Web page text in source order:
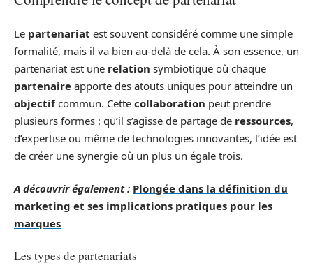
Le partenariat est souvent considéré comme une simple
formalité, mais il va bien au-delà de cela. À son essence, un
partenariat est une relation symbiotique où chaque
partenaire apporte des atouts uniques pour atteindre un
objectifcommun. Cette collaboration peut prendre
plusieurs formes : qu’il s’agisse de partage de ressources,
d’expertise ou même de technologies innovantes, l’idée est
de créer une synergie où un plus un égale trois.
A découvrir également : Plongée dans la définition du
marketing et ses implications pratiques pour les
marques
Les types de partenariats